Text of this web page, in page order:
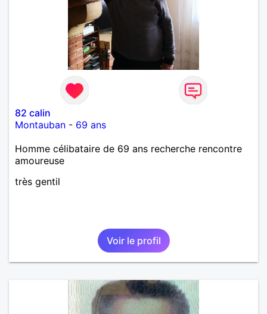
82 calin
Montauban - 69 ans
Homme célibataire de 69 ans recherche rencontre
amoureuse
très gentil
Voir le profil